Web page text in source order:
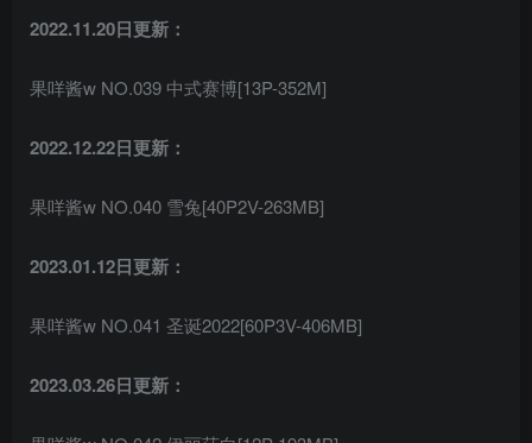
2022.11.20日更新：
果咩酱w NO.039 中式赛博[13P-352M]
2022.12.22日更新：
果咩酱w NO.040 雪兔[40P2V-263MB]
2023.01.12日更新：
果咩酱w NO.041 圣诞2022[60P3V-406MB]
2023.03.26日更新：